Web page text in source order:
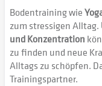
Bodentraining wie
zum stressigen Alltag.
und Konzentration
zu finden und neue
Alltags zu schöpfen.
Trainingspartner.